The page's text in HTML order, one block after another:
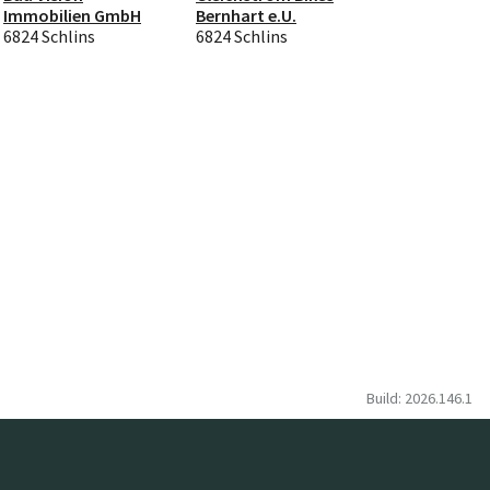
Immobilien GmbH
6824 Schlins
Bernhart e.U.
6824 Schlins
Build: 2026.146.1